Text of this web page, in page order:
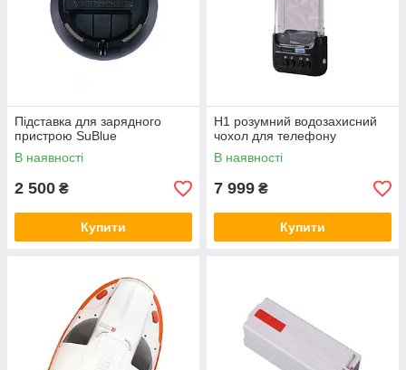
Підставка для зарядного
пристрою SuBlue
В наявності
2 500 ₴
Купити
Н1 розумний водозахисний
чохол для телефону
В наявності
7 999 ₴
Купити